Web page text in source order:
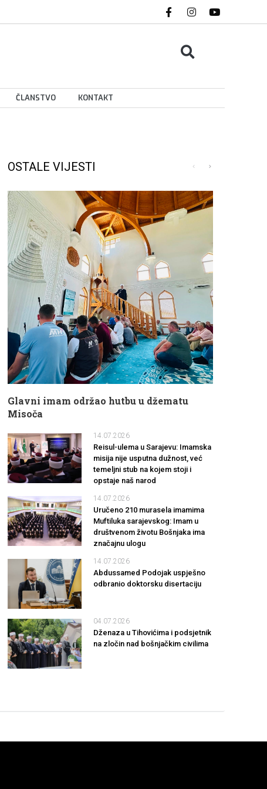
ČLANSTVO KONTAKT
OSTALE VIJESTI
Glavni imam održao hutbu u džematu
Misoča
14.07.2026
Reisul-ulema u Sarajevu: Imamska
misija nije usputna dužnost, već
temeljni stub na kojem stoji i
opstaje naš narod
14.07.2026
Uručeno 210 murasela imamima
Muftiluka sarajevskog: Imam u
društvenom životu Bošnjaka ima
značajnu ulogu
14.07.2026
Abdussamed Podojak uspješno
odbranio doktorsku disertaciju
04.07.2026
Dženaza u Tihovićima i podsjetnik
na zločin nad bošnjačkim civilima